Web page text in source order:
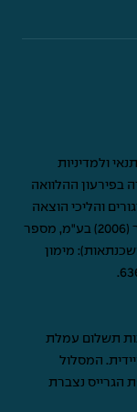
ולמדיניות
בפירעון ההלוואה
והליכי הוצאה
לפועל. הגורם המממן: מימון ישיר מקבוצת ישיר (2006) בע"מ, מספר
(משכנתאות): מימון
תשלום עמלת
המסלול
הגרייס נצברת